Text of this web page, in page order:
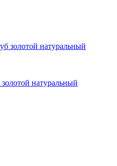
натуральный